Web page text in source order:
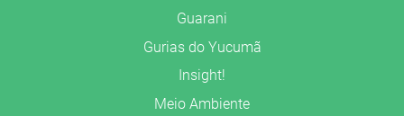
Guarani
Gurias do Yucumã
Insight!
Meio Ambiente